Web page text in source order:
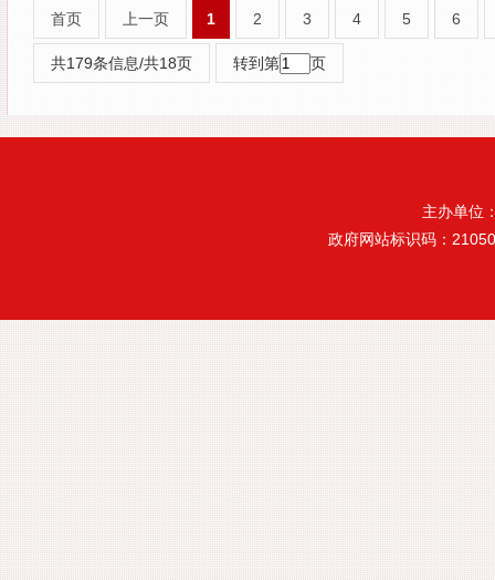
首页 上一页 1 2 3 4 5 6
共179条信息/共18页 转到第 页
主办单位
政府网站标识码：